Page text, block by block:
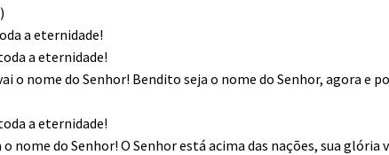
a eternidade!
a eternidade!
o nome do Senhor! Bendito seja o nome do Senhor, agora e
a eternidade!
nome do Senhor! O Senhor está acima das nações, sua glória